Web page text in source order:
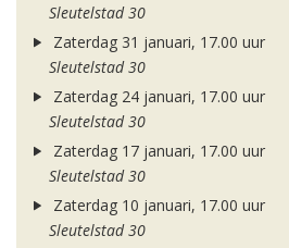
Sleutelstad 30
Zaterdag 31 januari, 17.00 uur
Sleutelstad 30
Zaterdag 24 januari, 17.00 uur
Sleutelstad 30
Zaterdag 17 januari, 17.00 uur
Sleutelstad 30
Zaterdag 10 januari, 17.00 uur
Sleutelstad 30